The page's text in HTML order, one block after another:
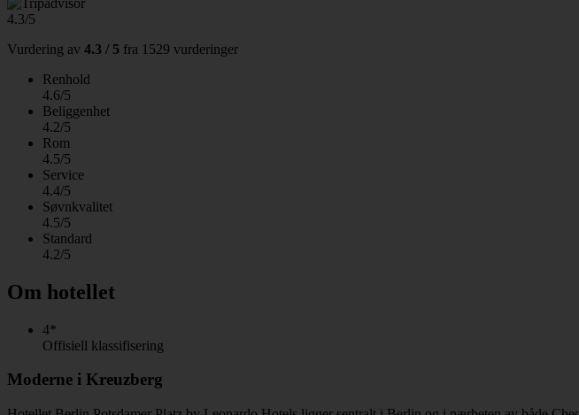
4.3/5
Vurdering av 4.3 / 5 fra 1529 vurderinger
Renhold
4.6/5
Beliggenhet
4.2/5
Rom
4.5/5
Service
4.4/5
Søvnkvalitet
4.5/5
Standard
4.2/5
Om hotellet
4*
Offisiell klassifisering
Moderne i Kreuzberg